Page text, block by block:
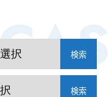
検索
検索